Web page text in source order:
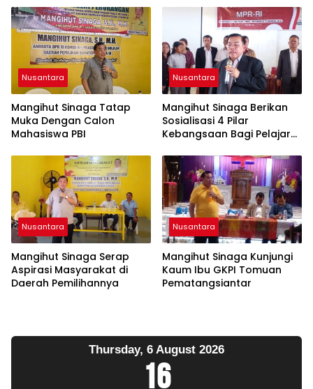
Penguatan
Profesionalisme dan
Akuntabilitas Personel
Nusantara
Mangihut Sinaga Tatap
Muka Dengan Calon
Mahasiswa PBI
Nusantara
Mangihut Sinaga Berikan
Sosialisasi 4 Pilar
Kebangsaan Bagi Pelajar
Nusantara
Mangihut Sinaga Serap
Aspirasi Masyarakat di
Daerah Pemilihannya
Nusantara
Mangihut Sinaga Kunjungi
Kaum Ibu GKPI Tomuan
Pematangsiantar
Thursday, 6 August 2026
16